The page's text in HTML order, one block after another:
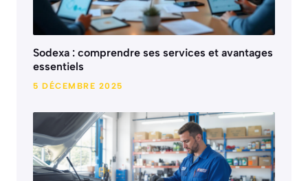
Sodexa : comprendre ses services et avantages
essentiels
5 DÉCEMBRE 2025